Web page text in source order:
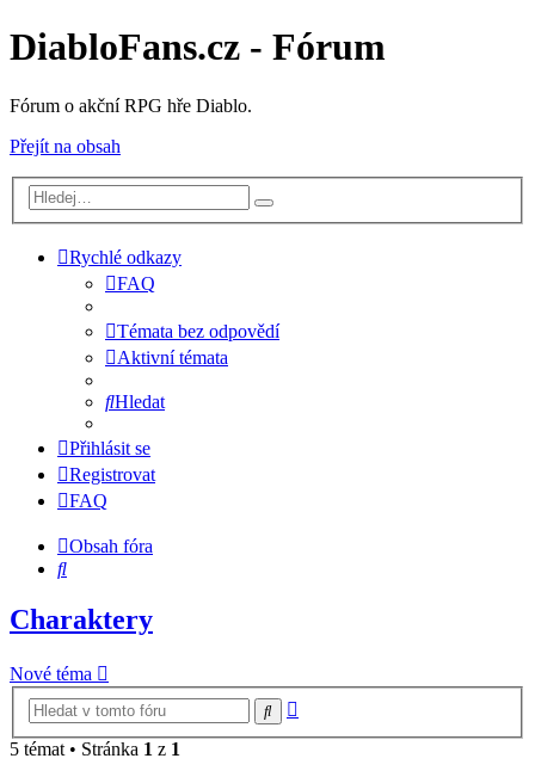
DiabloFans.cz - Fórum
Fórum o akční RPG hře Diablo.
Přejít na obsah
Rychlé odkazy
FAQ
Témata bez odpovědí
Aktivní témata
Hledat
Přihlásit se
Registrovat
FAQ
Obsah fóra
Hledat
Charaktery
Nové téma
Hledat
5 témat • Stránka 1 z 1